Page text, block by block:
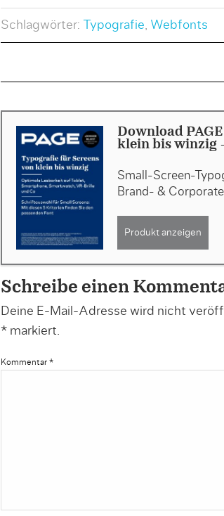
Schlagwörter: Typografie, Webfonts
Download
klein bis winzig
Small-Screen-
Brand- &
Produkt anzeigen
Schreibe einen
Deine E-Mail-Adresse wird nicht
*markiert.
Kommentar *